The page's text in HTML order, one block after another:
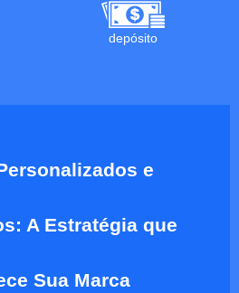
depósito
e
A Estratégia que
Sua Marca